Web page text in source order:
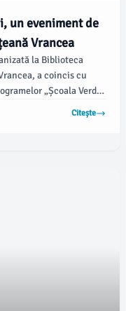
un eveniment de
Vrancea
la Biblioteca
a coincis cu
„Școala Verde”
de învățământ au
Citește